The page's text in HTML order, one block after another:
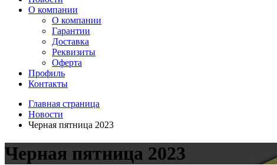
О компании
О компании
Гарантии
Доставка
Реквизиты
Оферта
Профиль
Контакты
Главная страница
Новости
Черная пятница 2023
Черная пятница 2023